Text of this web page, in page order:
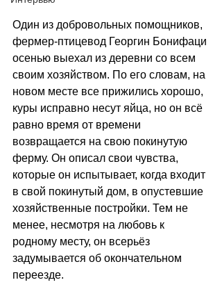
Один из добровольных помощников,
фермер-птицевод Георгин Бонифаци
осенью выехал из деревни со всем
своим хозяйством. По его словам, на
новом месте все прижились хорошо,
куры исправно несут яйца, но он всё
равно время от времени
возвращается на свою покинутую
ферму. Он описал свои чувства,
которые он испытывает, когда входит
в свой покинутый дом, в опустевшие
хозяйственные постройки. Тем не
менее, несмотря на любовь к
родному месту, он всерьёз
задумывается об окончательном
переезде.